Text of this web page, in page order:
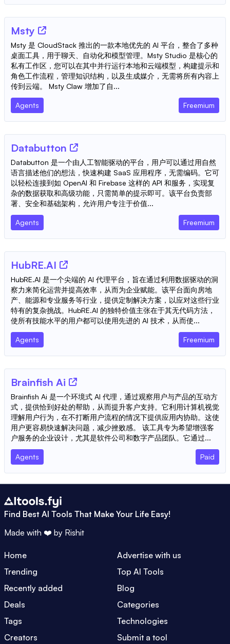
Msty
Msty 是 CloudStack 推出的一款本地优先的 AI 平台，整合了多种
桌面工具，用于聊天、自动化和模型管理。Msty Studio 是核心的
私有工作区，您可以在其中并行运行本地和云端模型，构建提示和
角色工作流程，管理知识结构，以及生成媒介，无需将所有内容上
传到云端。 Msty Claw 增加了自...
Agents Freemium
Databutton
Databutton 是一个由人工智能驱动的平台，用户可以通过用自然
语言描述他们的想法，快速构建 SaaS 应用程序，无需编码。它可
以轻松连接到如 OpenAI 和 Firebase 这样的 API 和服务，实现复
杂的数据获取和高级功能，只需简单的提示即可。该平台负责部
署、安全和基础架构，允许用户专注于价值...
Agents Freemium
HubRE.AI
HubRE.AI 是一个尖端的 AI 代理平台，旨在通过利用数据驱动的洞
察力来简化运营并提高效率，从而为企业赋能。该平台面向房地
产、能源和专业服务等行业，提供定制解决方案，以应对这些行业
特有的复杂挑战。HubRE.AI 的独特价值主张在于其无代码方法，
使所有技能水平的用户都可以使用先进的 AI 技术，从而使...
Agents Freemium
Brainfish Ai
Brainfish Ai 是一个环境式 AI 代理，通过观察用户与产品的互动方
式，提供恰到好处的帮助，从而提升客户支持。它利用计算机视觉
理解用户行为，在不打断用户流程的情况下提供应用内协助。这使
用户更容易快速解决问题，减少挫败感。 该工具专为希望增强客
户服务的企业设计，尤其是软件公司和数字产品团队。它通过...
Agents Paid
Find Best AI Tools That Make Your Life Easy!
Made with ❤️ by Rishit
Home
Advertise with us
Trending
Top AI Tools
Recently added
Blog
Deals
Categories
Tags
Technologies
Creators
Submit a tool